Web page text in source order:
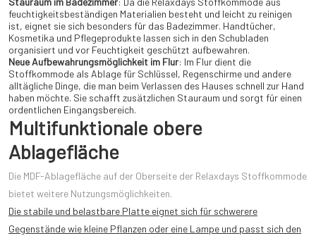
feuchtigkeitsbeständigen Materialien besteht und leicht zu reinigen
ist, eignet sie sich besonders für das Badezimmer. Handtücher,
Kosmetika und Pflegeprodukte lassen sich in den Schubladen
organisiert und vor Feuchtigkeit geschützt aufbewahren.
Neue Aufbewahrungsmöglichkeit im Flur: Im Flur dient die
Stoffkommode als Ablage für Schlüssel, Regenschirme und andere
alltägliche Dinge, die man beim Verlassen des Hauses schnell zur Hand
haben möchte. Sie schafft zusätzlichen Stauraum und sorgt für einen
ordentlichen Eingangsbereich.
Multifunktionale obere
Ablagefläche
Die MDF-Ablagefläche auf der Oberseite der Relaxdays Stoffkommode
bietet weitere Nutzungsmöglichkeiten.
Die stabile und belastbare Platte eignet sich für schwerere
Gegenstände wie kleine Pflanzen oder eine Lampe und passt sich den